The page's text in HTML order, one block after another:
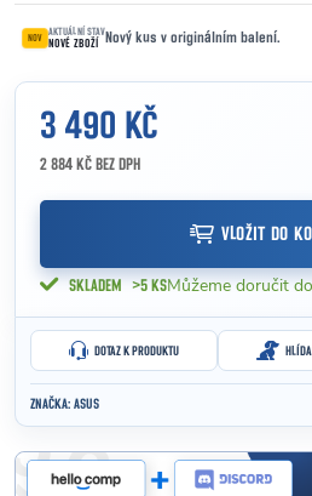
NOV AKTUÁLNÍ STAV
NOVÉ ZBOŽÍ Nový kus v originálním balení.
3 490 KČ
2 884 KČ BEZ DPH
VLOŽIT DO
SKLADEM >5 KS
DOTAZ K PRODUKTU
ZNAČKA: ASUS